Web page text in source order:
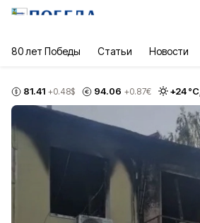
80 лет Победы Статьи Новости
81.41 +0.48$ 94.06 +0.87€ +24°С,